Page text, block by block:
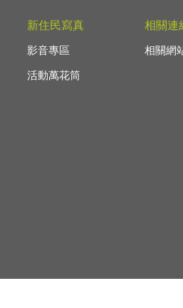
新住民寫真
影音專區
活動萬花筒
相關連
相關網